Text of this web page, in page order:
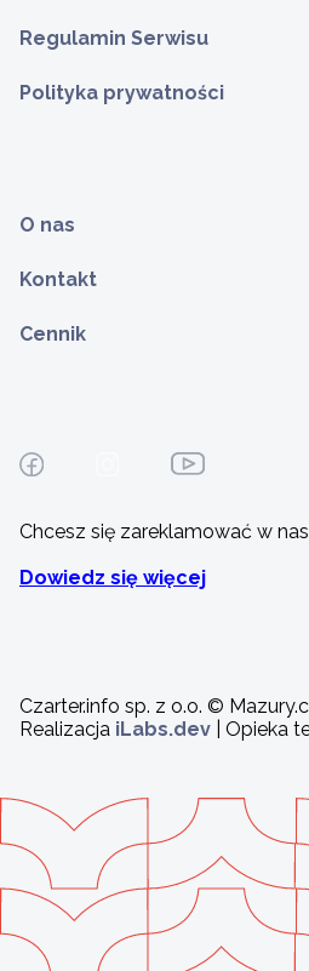
Regulamin Serwisu
Polityka prywatności
O nas
Kontakt
Cennik
Chcesz się zareklamować w
Dowiedz się więcej
Czarter.info sp. z o.o. ©
Realizacja iLabs.dev | Opieka